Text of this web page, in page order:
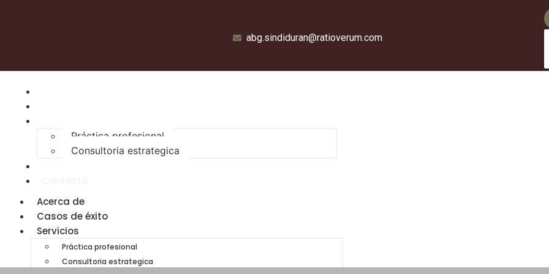
abg.sindiduran@ratioverum.com
Práctica profesional
Consultoria estrategica
Acerca de
Casos de éxito
Servicios
Práctica profesional
Consultoria estrategica